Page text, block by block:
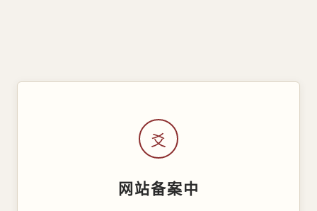
爻
网站备案中